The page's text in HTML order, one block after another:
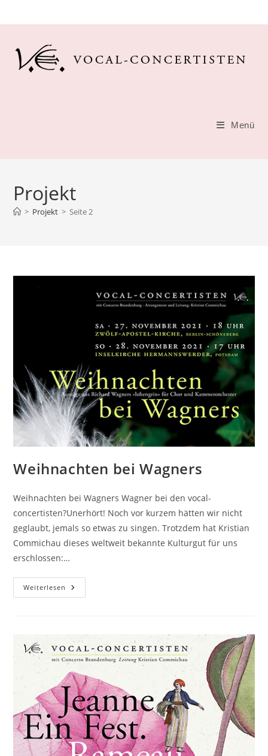
Inhalt
Menü
Projekt
> Projekt > Seite 2
Weihnachten bei Wagners
Weihnachten bei Wagners Wagner bei den vocal-
concertisten?Unerhört! Noch vor kurzem hätten wir nicht
geglaubt, jemals so etwas zu singen. Trotzdem hat Kristian
Commichau dieses weltweit bekannte Kulturgut für uns
erschlossen:…
Weiterlesen Weihnachten
Bei